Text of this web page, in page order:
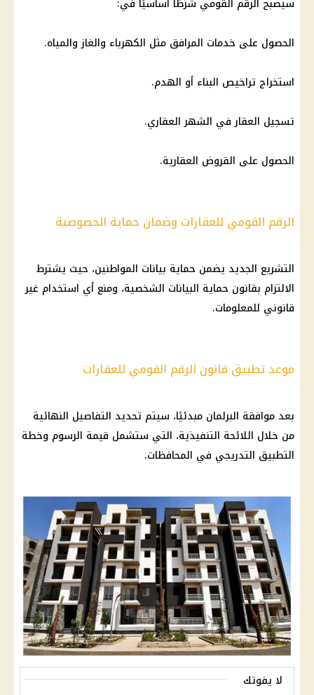
الحصول على خدمات المرافق مثل الكهرباء والغاز والمياه.
استخراج تراخيص البناء أو الهدم.
تسجيل العقار في الشهر العقاري.
الحصول على القروض العقارية.
الرقم القومي للعقارات وضمان حماية الخصوصية
التشريع الجديد يضمن حماية بيانات المواطنين، حيث يشترط
الالتزام بقانون حماية البيانات الشخصية، ومنع أي استخدام غير
قانوني للمعلومات.
موعد تطبيق قانون الرقم القومي للعقارات
بعد موافقة البرلمان مبدئيًا، سيتم تحديد التفاصيل النهائية
من خلال اللائحة التنفيذية، التي ستشمل قيمة الرسوم وخطة
التطبيق التدريجي في المحافظات.
لا يفوتك